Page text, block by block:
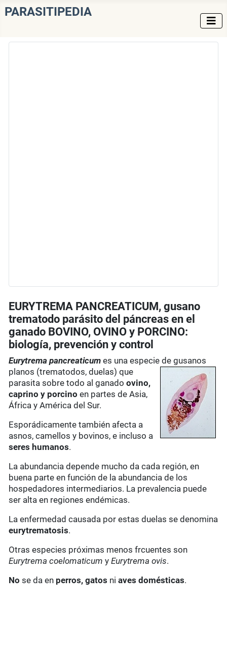
PARASITIPEDIA
EURYTREMA PANCREATICUM, gusano
trematodo parásito del páncreas en el
ganado BOVINO, OVINO y PORCINO:
biología, prevención y control
Eurytrema pancreaticum es una especie de gusanos
planos (trematodos, duelas) que
parasita sobre todo al ganadoovino,
caprino y porcino en partes de Asia,
África y América del Sur.
Esporádicamente también afecta a
asnos, camellos y bovinos, e incluso a
seres humanos.
La abundancia depende mucho da cada región, en
buena parte en función de la abundancia de los
hospedadores intermediarios. La prevalencia puede
ser alta en regiones endémicas.
La enfermedad causada por estas duelas se denomina
eurytrematosis.
Otras especies próximas menos frcuentes son
Eurytrema coelomaticum yEurytrema ovis.
No se da en perros, gatos niaves domésticas.